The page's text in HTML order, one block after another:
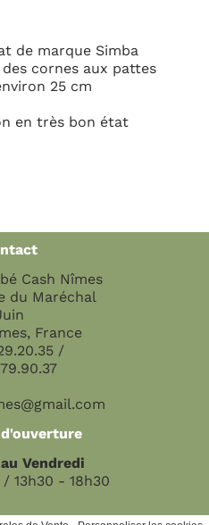
de marque Simba
cornes aux pattes
25 cm
en très bon état
Cash Nîmes
du Maréchal
France
/
Vendredi
13h30 - 18h30